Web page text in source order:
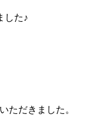
した♪
ただきました。